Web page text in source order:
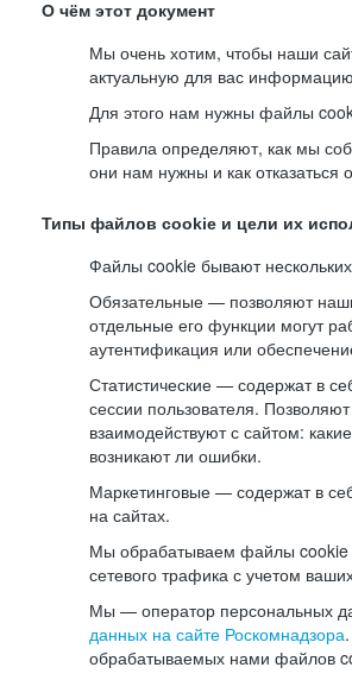
О чём этот документ
Мы очень хотим, чтобы наши
актуальную для вас
Для этого нам нужны файлы
Правила определяют, как мы
они нам нужны и как отказаться
Типы файлов cookie и цели их
Файлы cookie бывают
Обязательные — позволяют
отдельные его функции могут
аутентификация или
Статистические — содержат в
сессии пользователя.
взаимодействуют с сайтом:
возникают ли ошибки.
Маркетинговые — содержат в
на сайтах.
Мы обрабатываем файлы cookie
сетевого трафика с учетом
Мы — оператор персональных
данных на сайте Роскомнадзора
обрабатываемых нами файлов